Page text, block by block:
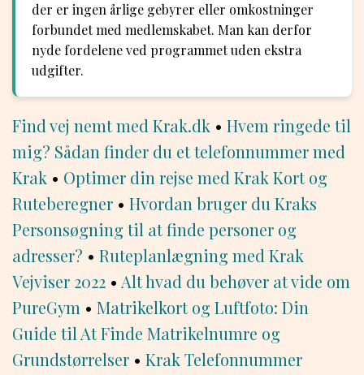
der er ingen årlige gebyrer eller omkostninger
forbundet med medlemskabet. Man kan derfor
nyde fordelene ved programmet uden ekstra
udgifter.
Find vej nemt med Krak.dk • Hvem ringede til
mig? Sådan finder du et telefonnummer med
Krak • Optimer din rejse med Krak Kort og
Ruteberegner • Hvordan bruger du Kraks
Personsøgning til at finde personer og
adresser? • Ruteplanlægning med Krak
Vejviser 2022 • Alt hvad du behøver at vide om
PureGym • Matrikelkort og Luftfoto: Din
Guide til At Finde Matrikelnumre og
Grundstørrelser • Krak Telefonnummer